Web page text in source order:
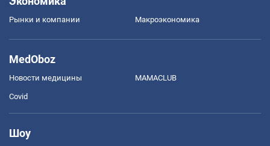
Рынки и компании Mакроэкономика
MedOboz
Новости медицины MAMACLUB
Covid
Шоу